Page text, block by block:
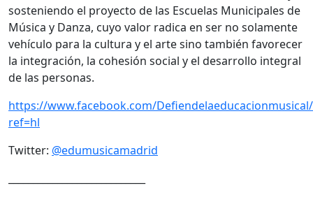
sosteniendo el proyecto de las Escuelas Municipales de
Música y Danza, cuyo valor radica en ser no solamente
vehículo para la cultura y el arte sino también favorecer
la integración, la cohesión social y el desarrollo integral
de las personas.
https://www.facebook.com/
ref=hl
Twitter: @edumusicamadrid